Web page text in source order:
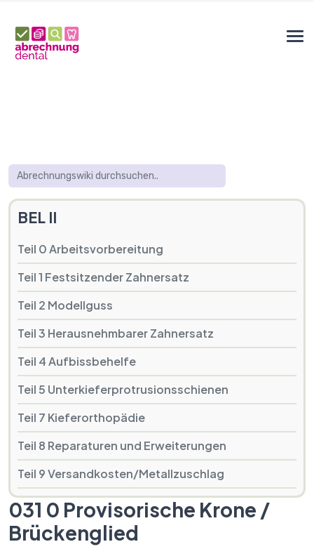
BEL II
Teil 0 Arbeitsvorbereitung
Teil 1 Festsitzender Zahnersatz
Teil 2 Modellguss
Teil 3 Herausnehmbarer Zahnersatz
Teil 4 Aufbissbehelfe
Teil 5 Unterkieferprotrusionsschienen
Teil 7 Kieferorthopädie
Teil 8 Reparaturen und Erweiterungen
Teil 9 Versandkosten/Metallzuschlag
031 0 Provisorische Krone /
Brückenglied